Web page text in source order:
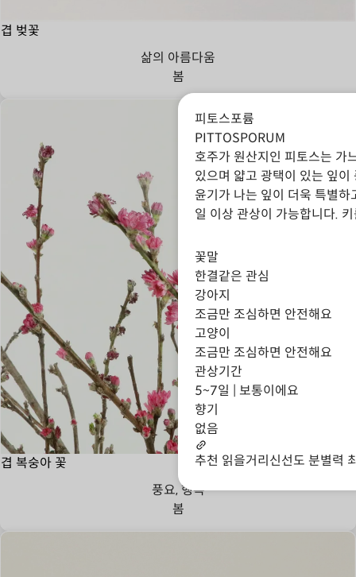
겹 벚꽃
삶의 아름다움
봄
겹 복숭아 꽃
풍요, 행복
봄
피토스포륨
PITTOSPORUM
호주가 원산지인 피토스는 가
있으며 얇고 광택이 있는 잎
윤기가 나는 잎이 더욱 특별
일 이상 관상이 가능합니다.
꽃말
한결같은 관심
강아지
조금만 조심하면 안전해요
고양이
조금만 조심하면 안전해요
관상기간
5~7일 | 보통이에요
향기
없음
추천 읽을거리 신선도 분별력